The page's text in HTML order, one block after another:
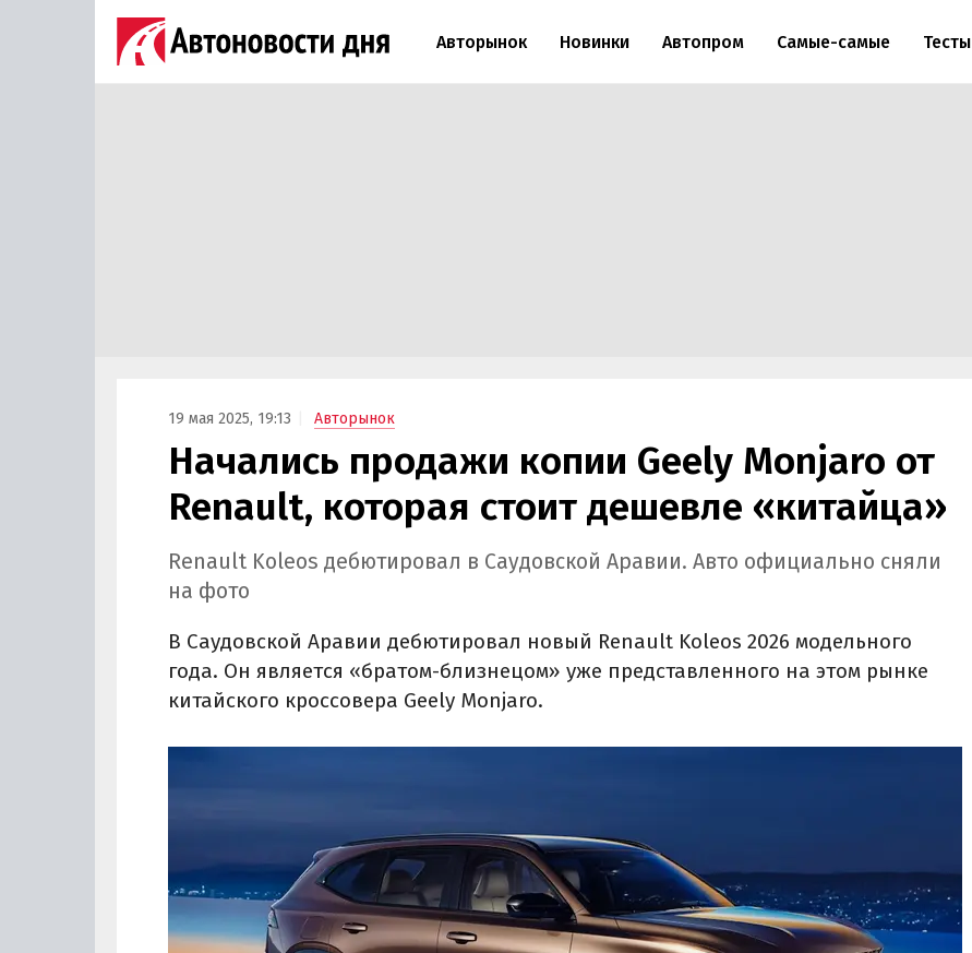
Авторынок Новинки Автопром Самые-самые Тесты
19 мая 2025, 19:13 Авторынок
Начались продажи копии Geely Monjaro от
Renault, которая стоит дешевле «китайца»
Renault Koleos дебютировал в Саудовской Аравии. Авто официально сняли
на фото
В Саудовской Аравии дебютировал новый Renault Koleos 2026 модельного
года. Он является «братом-близнецом» уже представленного на этом рынке
китайского кроссовера Geely Monjaro.